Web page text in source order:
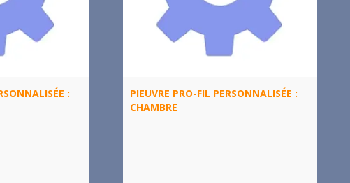
:
PIEUVRE PRO-FIL PERSONNALISÉE :
CHAMBRE